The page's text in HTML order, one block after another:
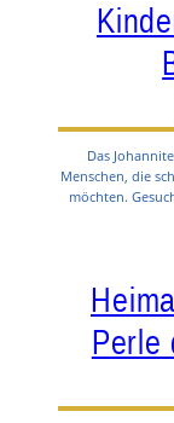
Das
Menschen, die
möchten.
Perle